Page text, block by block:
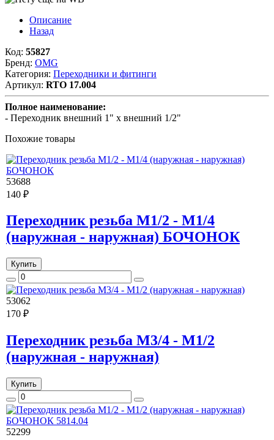
Описание
Назад
Код: 55827
Бренд: OMG
Категория: Переходники и фитинги
Артикул: RTO 17.004
Полное наименование:
- Переходник внешний 1" х внешний 1/2"
Похожие товары
53688
140 ₽
Переходник резьба M1/2 - M1/4
(наружная - наружная) БОЧОНОК
Купить
53062
170 ₽
Переходник резьба M3/4 - M1/2
(наружная - наружная)
Купить
52299